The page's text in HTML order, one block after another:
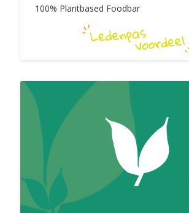
100% Plantbased Foodbar